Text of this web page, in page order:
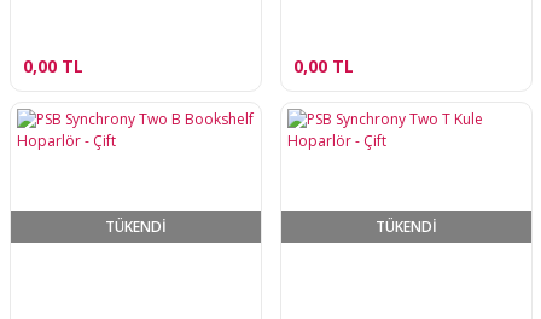
0,00 TL 0,00 TL
TÜKENDİ TÜKENDİ